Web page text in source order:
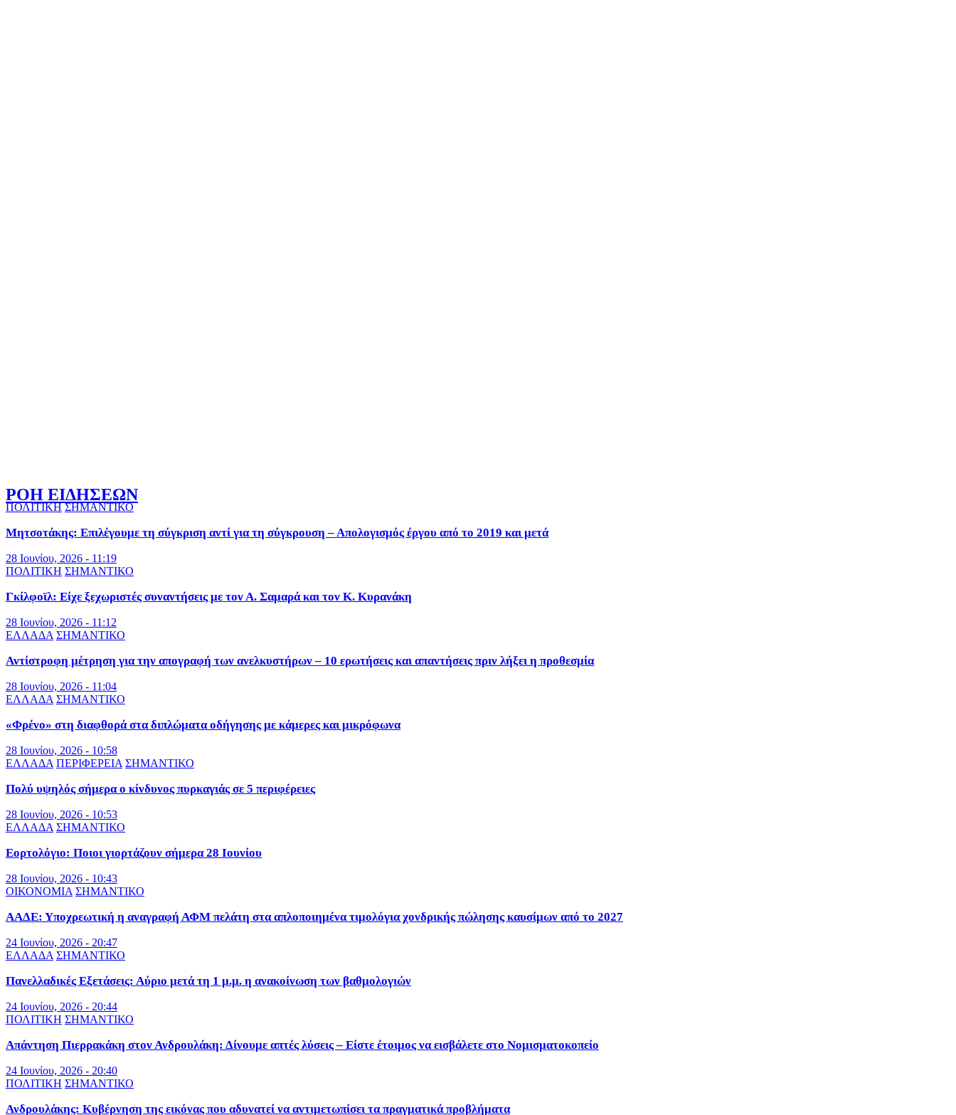
ΡΟΗ ΕΙΔΗΣΕΩΝ
ΠΟΛΙΤΙΚΗ ΣΗΜΑΝΤΙΚΟ
Μητσοτάκης: Επιλέγουμε τη σύγκριση αντί για τη σύγκρουση – Απολογισμός έργου από το 2019 και μετά
28 Ιουνίου, 2026 - 11:19
ΠΟΛΙΤΙΚΗ ΣΗΜΑΝΤΙΚΟ
Γκίλφοϊλ: Είχε ξεχωριστές συναντήσεις με τον Α. Σαμαρά και τον Κ. Κυρανάκη
28 Ιουνίου, 2026 - 11:12
ΕΛΛΑΔΑ ΣΗΜΑΝΤΙΚΟ
Αντίστροφη μέτρηση για την απογραφή των ανελκυστήρων – 10 ερωτήσεις και απαντήσεις πριν λήξει η προθεσμία
28 Ιουνίου, 2026 - 11:04
ΕΛΛΑΔΑ ΣΗΜΑΝΤΙΚΟ
«Φρένο» στη διαφθορά στα διπλώματα οδήγησης με κάμερες και μικρόφωνα
28 Ιουνίου, 2026 - 10:58
ΕΛΛΑΔΑ ΠΕΡΙΦΕΡΕΙΑ ΣΗΜΑΝΤΙΚΟ
Πολύ υψηλός σήμερα ο κίνδυνος πυρκαγιάς σε 5 περιφέρειες
28 Ιουνίου, 2026 - 10:53
ΕΛΛΑΔΑ ΣΗΜΑΝΤΙΚΟ
Εορτολόγιο: Ποιοι γιορτάζουν σήμερα 28 Ιουνίου
28 Ιουνίου, 2026 - 10:43
ΟΙΚΟΝΟΜΙΑ ΣΗΜΑΝΤΙΚΟ
ΑΑΔΕ: Υποχρεωτική η αναγραφή ΑΦΜ πελάτη στα απλοποιημένα τιμολόγια χονδρικής πώλησης καυσίμων από το 2027
24 Ιουνίου, 2026 - 20:47
ΕΛΛΑΔΑ ΣΗΜΑΝΤΙΚΟ
Πανελλαδικές Εξετάσεις: Αύριο μετά τη 1 μ.μ. η ανακοίνωση των βαθμολογιών
24 Ιουνίου, 2026 - 20:44
ΠΟΛΙΤΙΚΗ ΣΗΜΑΝΤΙΚΟ
Απάντηση Πιερρακάκη στον Ανδρουλάκη: Δίνουμε απτές λύσεις – Είστε έτοιμος να εισβάλετε στο Νομισματοκοπείο
24 Ιουνίου, 2026 - 20:40
ΠΟΛΙΤΙΚΗ ΣΗΜΑΝΤΙΚΟ
Ανδρουλάκης: Κυβέρνηση της εικόνας που αδυνατεί να αντιμετωπίσει τα πραγματικά προβλήματα